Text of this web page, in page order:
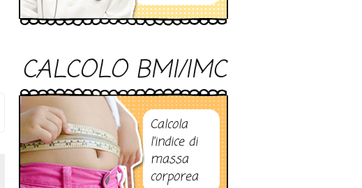
CALCOLO BMI/IMC
Calcola
l’indice di
massa
corporea